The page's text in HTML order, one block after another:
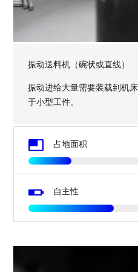
振动送料机（碗状或直线）
振动进给大量需要装载到机
于小型工件。
Image占地面积
Image自主性